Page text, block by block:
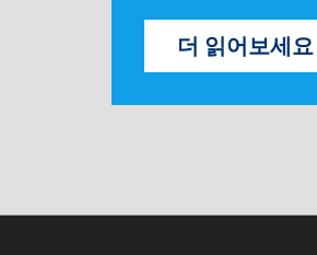
더 읽어보세요